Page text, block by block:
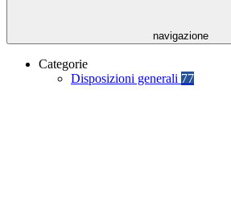
navigazione
Categorie
Disposizioni generali 77